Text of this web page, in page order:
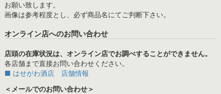
お願い致します。
画像は参考程度とし、必ず商品名にてご判断下さい。
オンライン店へのお問い合わせ
店頭の在庫状況は、オンライン店でお調べすることができません。
各店舗まで直接お問い合わせください。
■ はせがわ酒店 店舗情報
＜メールでのお問い合わせ＞